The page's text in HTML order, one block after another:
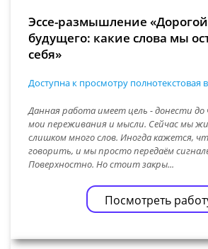
Эссе-размышление
будущего: какие слова мы
себя»
Доступна к просмотру полнотекстовая
Данная работа имеет цель - донести до
мои переживания и мысли. Сейчас мы
слишком много слов. Иногда кажется,
говорить, и мы просто передаём
Поверхностно. Но стоит закры...
Посмотреть